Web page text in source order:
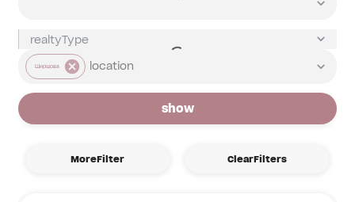
Ширшова
show
MoreFilter ClearFilters